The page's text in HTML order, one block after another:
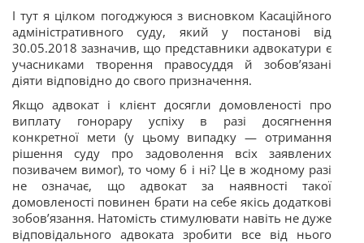
І тут я цілком погоджуюся з висновком Касаційного
адміністративного суду, який у постанові від
30.05.2018 зазначив, що представники адвокатури є
учасниками творення правосуддя й зобов’язані
діяти відповідно до свого призначення.
Якщо адвокат і клієнт досягли домовленості про
виплату гонорару успіху в разі досягнення
конкретної мети (у цьому випадку — отримання
рішення суду про задоволення всіх заявлених
позивачем вимог), то чому б і ні? Це в жодному разі
не означає, що адвокат за наявності такої
домовленості повинен брати на себе якісь додаткові
зобов’язання. Натомість стимулювати навіть не дуже
відповідального адвоката зробити все від нього